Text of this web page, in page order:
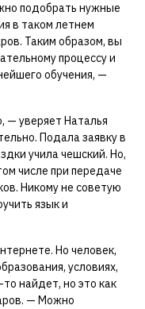
подобрать нужные
в таком летнем
Таким образом, вы
процессу и
обучения, —
— уверяет Наталья
Подала заявку в
учила чешский. Но,
числе при передаче
Никому не советую
язык и
Но человек,
условиях,
найдет, но это как
— Можно